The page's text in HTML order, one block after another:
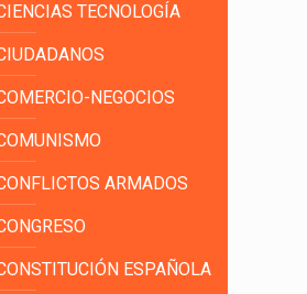
TECNOLOGÍA
NEGOCIOS
ARMADOS
ESPAÑOLA